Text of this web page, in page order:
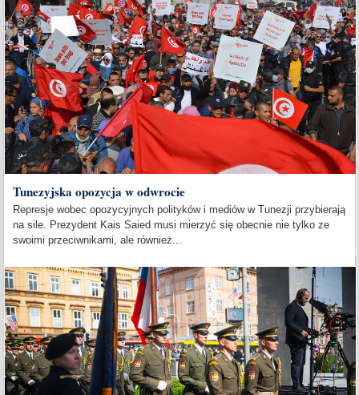
Tunezyjska opozycja w odwrocie
Represje wobec opozycyjnych polityków i mediów w Tunezji przybierają
na sile. Prezydent Kais Saied musi mierzyć się obecnie nie tylko ze
swoimi przeciwnikami, ale również...